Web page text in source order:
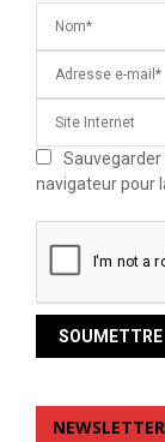
Sauvegarder
navigateur pour
NEWSLETTER